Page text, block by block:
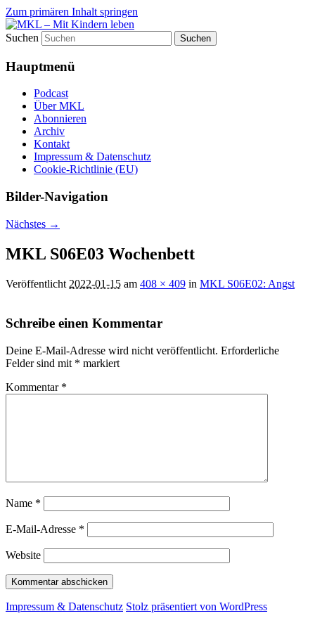
Zum primären Inhalt springen
MKL – Mit Kindern leben
Der Eltern-Podcast mit Patricia
Cammarata und Caspar Clemens Mierau
Suchen
Hauptmenü
Podcast
Über MKL
Abonnieren
Archiv
Kontakt
Impressum & Datenschutz
Cookie-Richtlinie (EU)
Bilder-Navigation
Nächstes →
MKL S06E03 Wochenbett
Veröffentlicht 2022-01-15 am 408 × 409 in MKL S06E02: Angst
Schreibe einen Kommentar
Deine E-Mail-Adresse wird nicht veröffentlicht. Erforderliche
Felder sind mit * markiert
Kommentar *
Name *
E-Mail-Adresse *
Website
Impressum & Datenschutz Stolz präsentiert von WordPress